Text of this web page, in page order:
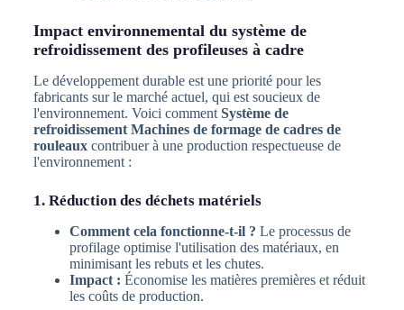
Impact environnemental du système de
refroidissement des profileuses à cadre
Le développement durable est une priorité pour les
fabricants sur le marché actuel, qui est soucieux de
l'environnement. Voici comment Système de
refroidissement Machines de formage de cadres de
rouleauxcontribuer à une production respectueuse de
l'environnement :
1. Réduction des déchets matériels
Comment cela fonctionne-t-il ? Le processus de
profilage optimise l'utilisation des matériaux, en
minimisant les rebuts et les chutes.
Impact : Économise les matières premières et réduit
les coûts de production.